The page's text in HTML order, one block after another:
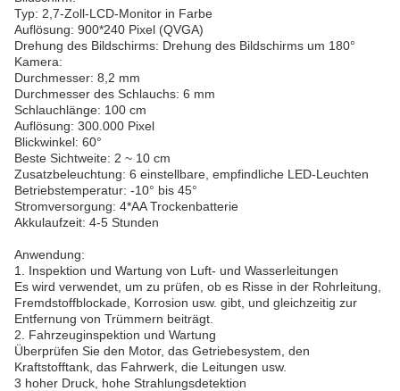
Typ: 2,7-Zoll-LCD-Monitor in Farbe
Auflösung: 900*240 Pixel (QVGA)
Drehung des Bildschirms: Drehung des Bildschirms um 180°
Kamera:
Durchmesser: 8,2 mm
Durchmesser des Schlauchs: 6 mm
Schlauchlänge: 100 cm
Auflösung: 300.000 Pixel
Blickwinkel: 60°
Beste Sichtweite: 2 ~ 10 cm
Zusatzbeleuchtung: 6 einstellbare, empfindliche LED-Leuchten
Betriebstemperatur: -10° bis 45°
Stromversorgung: 4*AA Trockenbatterie
Akkulaufzeit: 4-5 Stunden
Anwendung:
1. Inspektion und Wartung von Luft- und Wasserleitungen
Es wird verwendet, um zu prüfen, ob es Risse in der Rohrleitung,
Fremdstoffblockade, Korrosion usw. gibt, und gleichzeitig zur
Entfernung von Trümmern beiträgt.
2. Fahrzeuginspektion und Wartung
Überprüfen Sie den Motor, das Getriebesystem, den
Kraftstofftank, das Fahrwerk, die Leitungen usw.
3 hoher Druck, hohe Strahlungsdetektion